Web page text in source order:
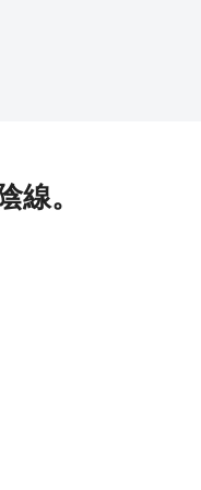
線。